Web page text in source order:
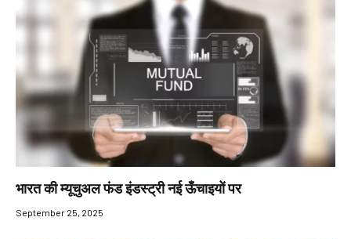
भारत की म्यूचुअल फंड इंडस्ट्री नई ऊँचाइयों पर
September 25, 2025